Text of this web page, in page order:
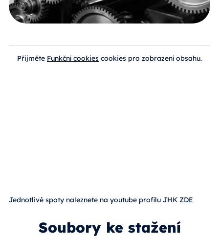
Přijměte Funkční cookies cookies pro zobrazení obsahu.
Jednotlivé spoty naleznete na youtube profilu JHK ZDE
Soubory ke stažení